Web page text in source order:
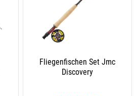
Fliegenfischen Set Jmc
Discovery